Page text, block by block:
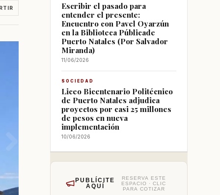
Escribir el pasado para
entender el presente:
Encuentro con Pavel Oyarzún
en la Biblioteca Públicade
Puerto Natales (Por Salvador
Miranda)
11/06/2026
SOCIEDAD
Liceo Bicentenario Politécnico
de Puerto Natales adjudica
proyectos por casi 25 millones
de pesos en nueva
implementación
10/06/2026
PUBLÍCITE
AQUÍ
RESERVA ESTE
ESPACIO · CLIC
PARA COTIZAR